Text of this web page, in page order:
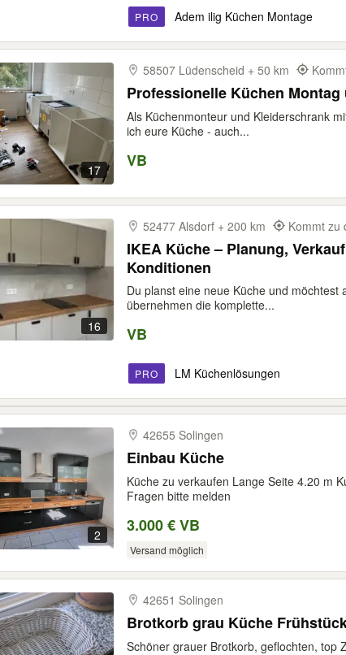
PRO Adem ilig Küchen Montage
17
58507 Lüdenscheid + 50 km
Professionelle Küchen
Als Küchenmonteur und Kleiderschrank
ich eure Küche - auch...
VB
16
52477 Alsdorf + 200 km Kommt zu
IKEA Küche – Planung,
Konditionen
Du planst eine neue Küche und möchtest
übernehmen die komplette...
VB
PRO LM Küchenlösungen
2
42655 Solingen
Einbau Küche
Küche zu verkaufen Lange Seite 4.20 m
Fragen bitte melden
3.000 € VB
Versand möglich
42651 Solingen
Brotkorb grau Küche
Schöner grauer Brotkorb, geflochten, top